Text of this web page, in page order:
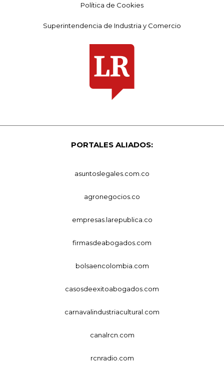
Política de Cookies
Superintendencia de Industria y Comercio
PORTALES ALIADOS:
asuntoslegales.com.co
agronegocios.co
empresas.larepublica.co
firmasdeabogados.com
bolsaencolombia.com
casosdeexitoabogados.com
carnavalindustriacultural.com
canalrcn.com
rcnradio.com